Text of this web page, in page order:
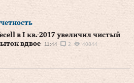
в I кв.-2017 увеличил чистый
вдвое
11:44 2 40844